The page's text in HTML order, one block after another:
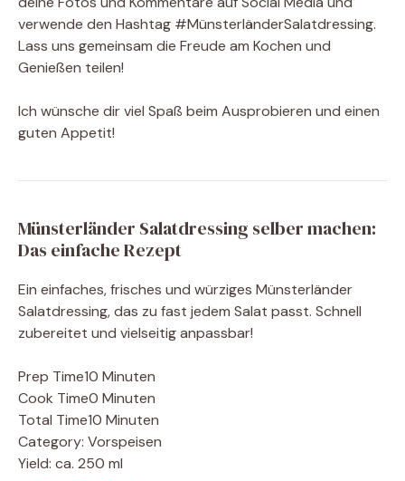
verwende den Hashtag #MünsterländerSalatdressing.
Lass uns gemeinsam die Freude am Kochen und
Genießen teilen!
Ich wünsche dir viel Spaß beim Ausprobieren und einen
guten Appetit!
Münsterländer Salatdressing selber machen:
Das einfache Rezept
Ein einfaches, frisches und würziges Münsterländer
Salatdressing, das zu fast jedem Salat passt. Schnell
zubereitet und vielseitig anpassbar!
Prep Time10 Minuten
Cook Time0 Minuten
Total Time10 Minuten
Category: Vorspeisen
Yield: ca. 250 ml